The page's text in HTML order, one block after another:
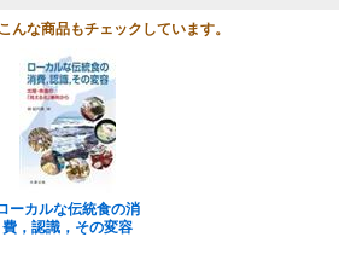
んな商品もチェックしています。
ーカルな伝統食の消
費，認識，その変容